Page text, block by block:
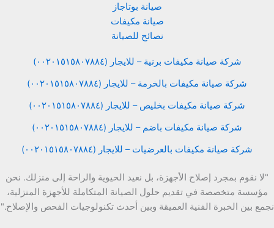
صيانة بوتاجاز
صيانة مكيفات
نصائح للصيانة
شركة صيانة مكيفات برنية – للايجار (٠٠٢٠١٥١٥٨٠٧٨٨٤)
شركة صيانة مكيفات بالخرمة – للايجار (٠٠٢٠١٥١٥٨٠٧٨٨٤)
شركة صيانة مكيفات بخليص – للايجار (٠٠٢٠١٥١٥٨٠٧٨٨٤)
شركة صيانة مكيفات باضم – للايجار (٠٠٢٠١٥١٥٨٠٧٨٨٤)
شركة صيانة مكيفات بالعرضيات – للايجار (٠٠٢٠١٥١٥٨٠٧٨٨٤)
"لا نقوم بمجرد إصلاح الأجهزة، بل نعيد الحيوية والراحة إلى منزلك. نحن
مؤسسة متخصصة في تقديم حلول الصيانة المتكاملة للأجهزة المنزلية،
نجمع بين الخبرة الفنية العميقة وبين أحدث تكنولوجيات الفحص والإصلاح."